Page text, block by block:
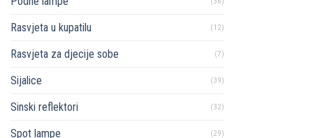
Rasvjeta u kupatilu (12)
Rasvjeta za djecije sobe (7)
Sijalice (39)
Sinski reflektori (32)
Spot lampe (29)